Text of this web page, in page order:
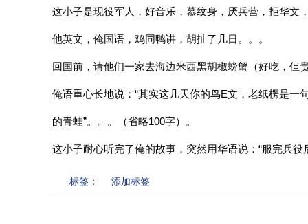
这小子是现役军人，好音乐，慕纹身，厌兵营，拒华文
他英文，俺国语，鸡同鸭讲，胡扯了几日。。。
回国前，请他们一家去海边米西黑胡椒螃蟹（好吃，但
俺语重心长地说：“其实这几天你的鸟E文，老纸楞是一
的青蛙”。。。（省略100字）。
这小子耐心听完了俺的故事，突然用华语说：“服完兵役
标签： 添加标签